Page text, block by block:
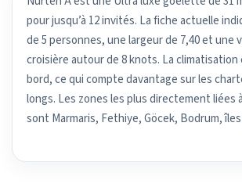
pour jusqu’à 12 invités. La fiche actuelle
de 5 personnes, une largeur de 7,40 et une
croisière autour de 8 knots. La climatisation
bord, ce qui compte davantage sur les
longs. Les zones les plus directement liées
sont Marmaris, Fethiye, Göcek, Bodrum,